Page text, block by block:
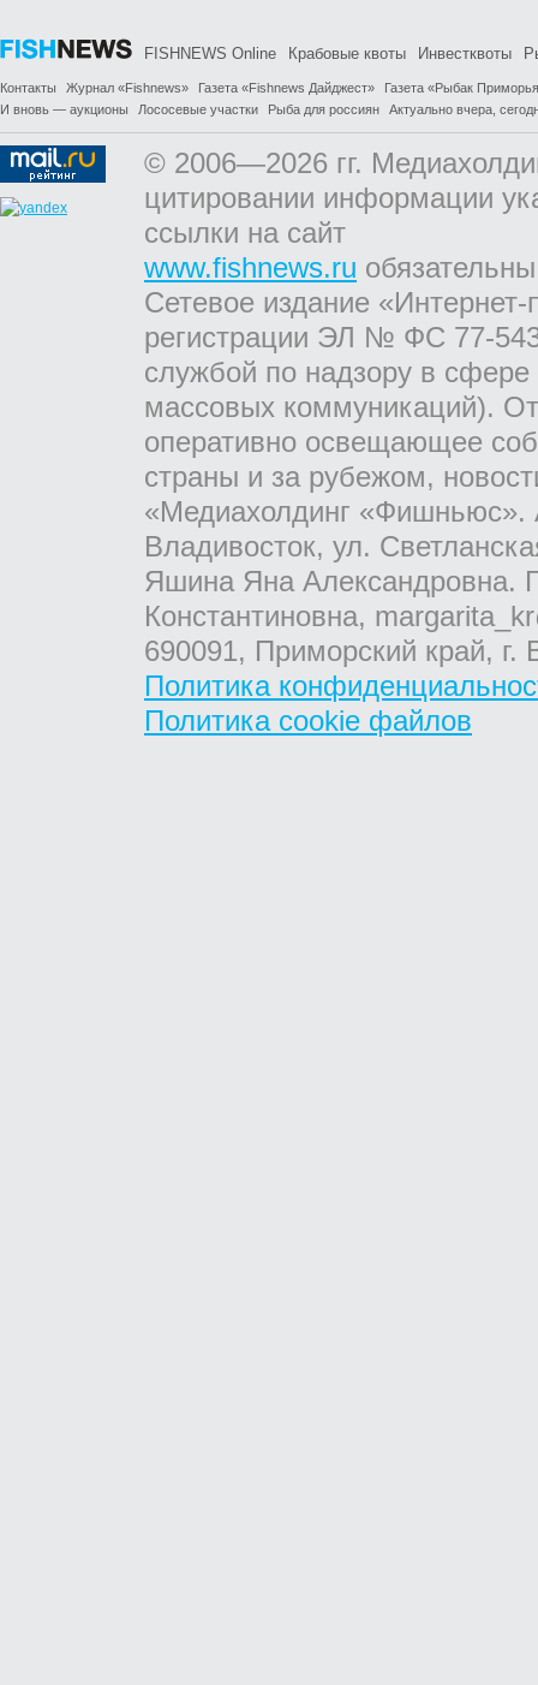
FISHNEWS Online Крабовые квоты Инвестквоты
Контакты Журнал «Fishnews» Газета «Fishnews Дайджест»
Газета «Рыбак
И вновь — аукционы
Лососевые участки Рыба для россиян Актуально вчера,
© 2006—2026 гг.
цитировании информации
ссылки на сайт
www.fishnews.ru
Сетевое издание
регистрации ЭЛ № ФС 77-
службой по надзору в
массовых коммуникаций).
оперативно освещающее
страны и за рубежом,
«Медиахолдинг «Фишньюс».
Владивосток, ул.
Яшина Яна Александровна.
Константиновна,
690091, Приморский край,
Политика
Политика cookie файлов